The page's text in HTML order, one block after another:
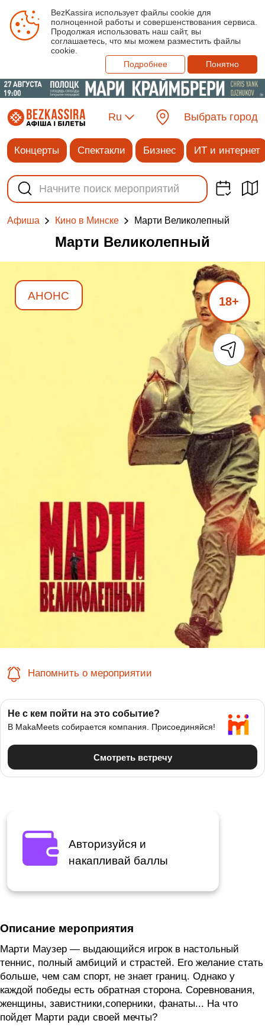
BezKassira использует файлы cookie для
полноценной работы и совершенствования сервиса.
Продолжая использовать наш сайт, вы
соглашаетесь, что мы можем разместить файлы
cookie.
Подробнее
Понятно
Ru Выбрать город
Концерты Спектакли Бизнес ИТ и интернет
Афиша Кино в Минске Марти Великолепный
Марти Великолепный
АНОНС 18+
Напомнить о мероприятии
Авторизуйся и
накапливай баллы
Описание мероприятия
Марти Маузер — выдающийся игрок в настольный
теннис, полный амбиций и страстей. Его желание стать
больше, чем сам спорт, не знает границ. Однако у
каждой победы есть обратная сторона. Соревнования,
женщины, завистники,соперники, фанаты... На что
пойдет Марти ради своей мечты?